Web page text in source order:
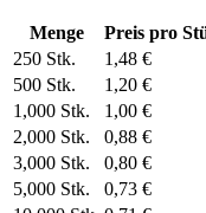
Menge
Preis pro
250 Stk.
1,48 €
500 Stk.
1,20 €
1,000 Stk.
1,00 €
2,000 Stk.
0,88 €
3,000 Stk.
0,80 €
5,000 Stk.
0,73 €